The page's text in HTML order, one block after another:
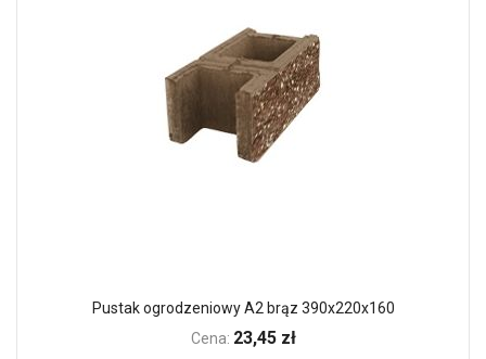
Pustak ogrodzeniowy A2 brąz 390x220x160
Cena: 23,45 zł